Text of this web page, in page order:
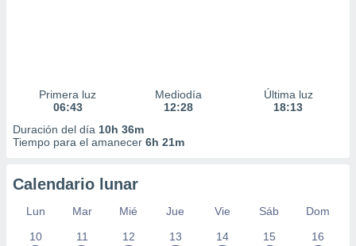
Primera luz
06:43
Mediodía
12:28
Última luz
18:13
Duración del día 10h 36m
Tiempo para el amanecer 6h 21m
Calendario lunar
Lun Mar Mié Jue Vie Sáb
Dom
10
11 12 13 14 15 16